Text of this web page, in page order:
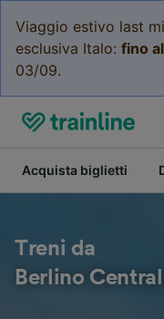
Viaggio estivo last
esclusiva Italo: fino
03/09.
Acquista biglietti
Treni da
Berlino